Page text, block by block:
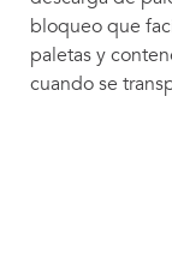
bloqueo que
paletas y
cuando se